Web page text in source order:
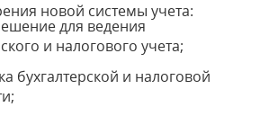
новой системы учета:
для ведения
и налогового учета;
бухгалтерской и налоговой